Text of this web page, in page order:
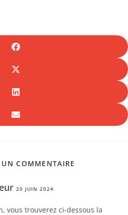
COMMENTAIRE
20 JUIN 2024
vous trouverez ci-dessous la